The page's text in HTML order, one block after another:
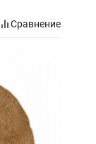
Сравнение